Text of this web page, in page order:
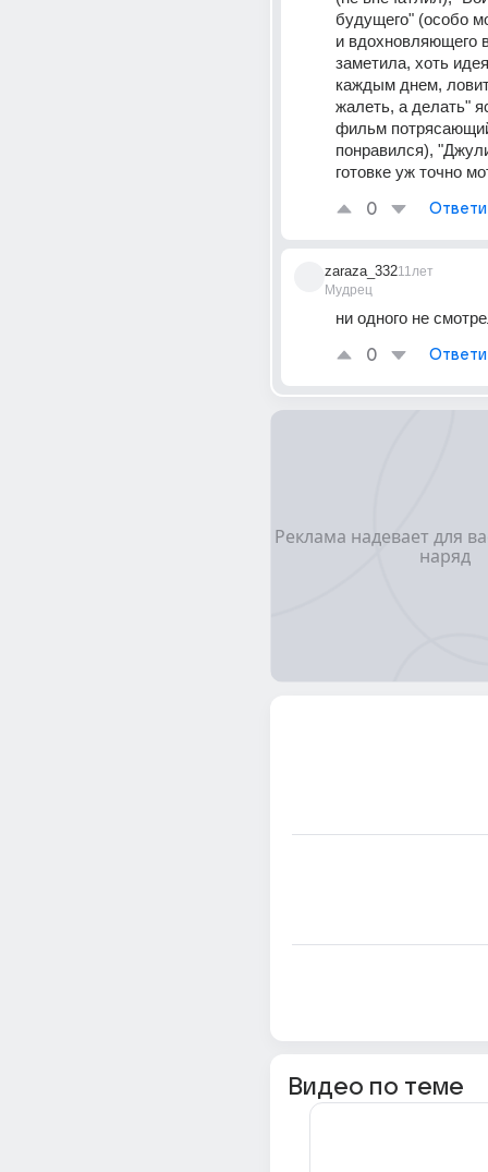
будущего" (особо
и вдохновляющего
заметила, хоть
каждым днем,
жалеть, а делать"
фильм
понравился),
готовке уж точно
0
zaraza_332
Мудрец
11лет
ни одного не
0
Видео по теме